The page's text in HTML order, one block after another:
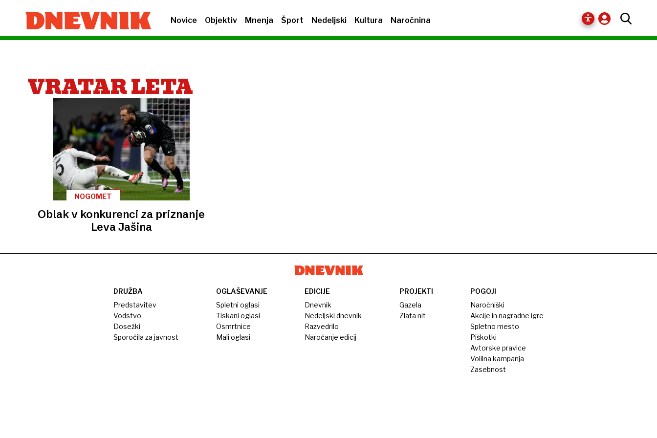
Novice Objektiv Mnenja Šport Nedeljski Kultura Naročnina
VRATAR LETA
NOGOMET
Oblak v konkurenci za priznanje
Leva Jašina
DRUŽBA
Predstavitev
Vodstvo
Dosežki
Sporočila za javnost
OGLAŠEVANJE
Spletni oglasi
Tiskani oglasi
Osmrtnice
Mali oglasi
EDICIJE
Dnevnik
Nedeljski dnevnik
Razvedrilo
Naročanje edicij
PROJEKTI
Gazela
Zlata nit
POGOJI
Naročniški
Akcije in nagradne igre
Spletno mesto
Piškotki
Avtorske pravice
Volilna kampanja
Zasebnost